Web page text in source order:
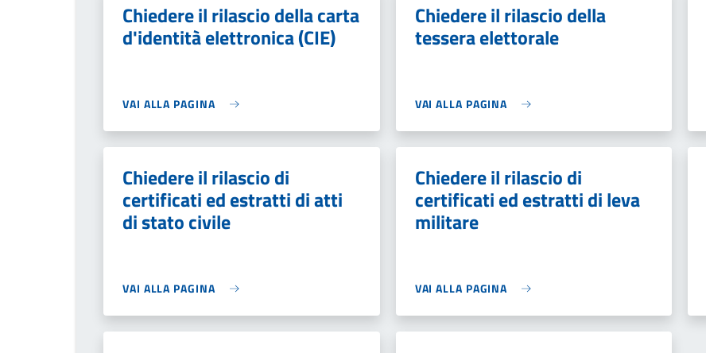
Chiedere il rilascio della carta
d'identità elettronica (CIE)
VAI ALLA PAGINA
Chiedere il rilascio della
tessera elettorale
VAI ALLA PAGINA
Chiedere il rilascio di
certificati ed estratti di atti
di stato civile
VAI ALLA PAGINA
Chiedere il rilascio di
certificati ed estratti di leva
militare
VAI ALLA PAGINA